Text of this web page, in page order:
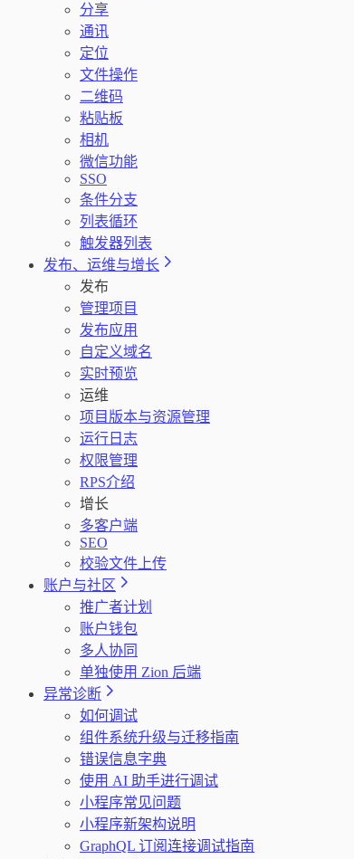
分享
通讯
定位
文件操作
二维码
粘贴板
相机
微信功能
SSO
条件分支
列表循环
触发器列表
发布、运维与增长
发布
管理项目
发布应用
自定义域名
实时预览
运维
项目版本与资源管理
运行日志
权限管理
RPS介绍
增长
多客户端
SEO
校验文件上传
账户与社区
推广者计划
账户钱包
多人协同
单独使用 Zion 后端
异常诊断
如何调试
组件系统升级与迁移指南
错误信息字典
使用 AI 助手进行调试
小程序常见问题
小程序新架构说明
GraphQL 订阅连接调试指南